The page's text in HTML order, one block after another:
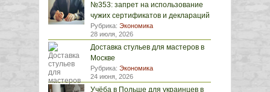
№353: запрет на использование
чужих сертификатов и деклараций
Рубрика: Экономика
28 июля, 2026
Доставка стульев для мастеров в
Москве
Рубрика: Экономика
24 июня, 2026
Учёба в Польше для украинцев в